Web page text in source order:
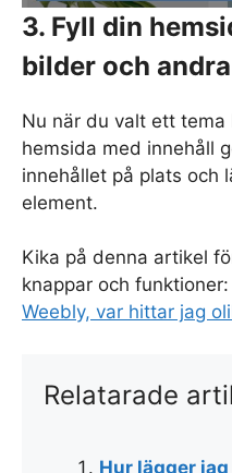
3. Fyll din
bilder och
Nu när du valt ett
hemsida med innehåll
innehållet på plats och
element.
Kika på denna artikel
knappar och funktioner:
Weebly, var hittar jag
Relatarade
Hur lägger